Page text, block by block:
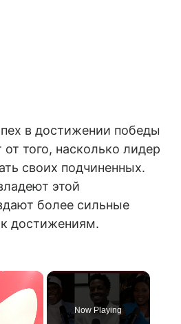
в достижении победы
того, насколько лидер
своих подчиненных.
этой
более сильные
достижениям.
×
Now Playing